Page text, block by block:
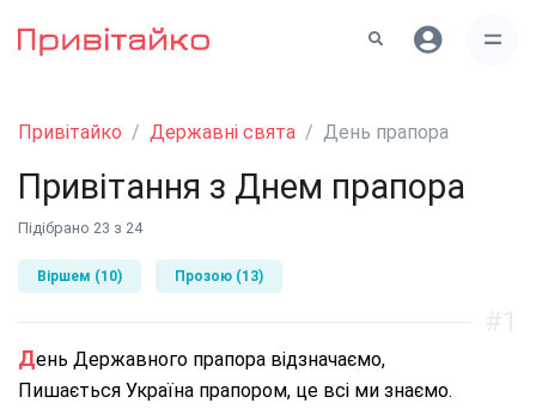
Привітайко Державні свята День прапора
Привітання з Днем прапора
Підібрано 23 з 24
Віршем (10) Прозою (13)
День Державного прапора відзначаємо,
Пишається Україна прапором, це всі ми знаємо.
#1